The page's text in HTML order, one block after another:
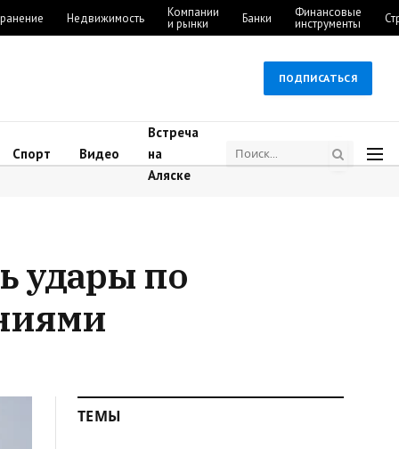
Недвижимость Компании
и рынки Банки Финансовые
инструменты
ПОДПИСАТЬСЯ
Спорт Видео
Встреча
на
Аляске
удары по
ТЕМЫ